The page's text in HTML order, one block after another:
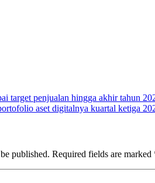
target penjualan hingga akhir tahun
aset digitalnya kuartal ketiga
published. Required fields are marked